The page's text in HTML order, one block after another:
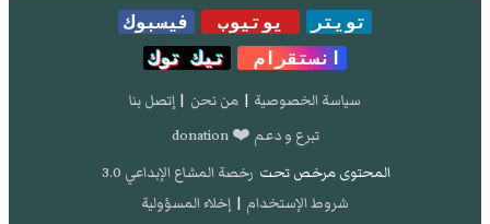
تويتر يوتيوب
فيسبوك
انستقرام
تيك توك
سياسة الخصوصية | من نحن | إتصل بنا
تبرع و دعم ❤️ donation
المحتوى مرخص تحت رخصة المشاع الإبداعي 3.0
شروط الإستخدام | إخلاء المسؤولية